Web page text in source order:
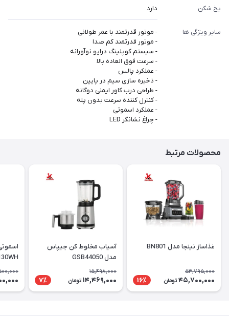
یخ شکن دارد
سایر ویژگی ها
- موتور قدرتمند با عمر طولانی
- موتور قدرتمند کم صدا
- سیستم کوپلینگ درایو نوآورانه
- سرعت فوق العاده بالا
- عملکرد پالس
- ذخیره سازی سیم در پایین
- طراحی درب کاور ایمنی دوگانه
- کنترل کننده سرعت بدون پله
- عملکرد اسموتی
- چراغ نشانگر LED
محصولات مرتبط
غذاساز نینجا مدل BN801
53,795,000
45,700,000 تومان 16٪
آسیاب مخلوط کن جیپاس
مدل GSB44050
15,498,000
14,469,000 تومان 7٪